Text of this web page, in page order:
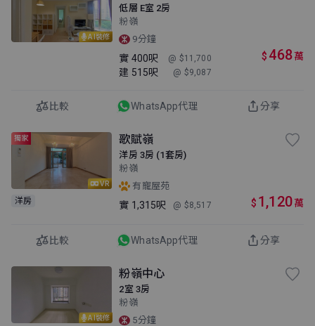
AI裝修
低層 E室 2房
粉嶺
9分鐘
實 400呎 @ $11,700
建 515呎 @ $9,087
$ 468萬
比較 WhatsApp代理 分享
VR
獨家
洋房
歌賦嶺
洋房 3房 (1套房)
粉嶺
有寵屋苑
實 1,315呎 @ $8,517 $ 1,120萬
比較 WhatsApp代理 分享
AI裝修
粉嶺中心
2室 3房
粉嶺
5分鐘